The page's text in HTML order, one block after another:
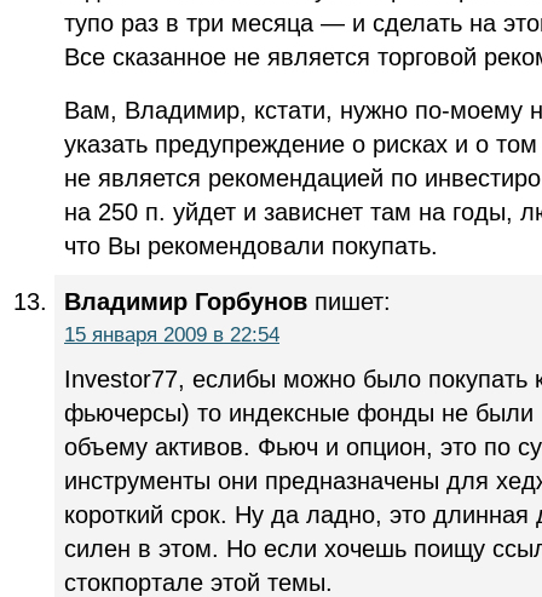
тупо раз в три месяца — и сделать на
Все сказанное не является торговой
Вам, Владимир, кстати, нужно по-моему
указать предупреждение о рисках и о
не является рекомендацией по
на 250 п. уйдет и зависнет там на годы,
что Вы рекомендовали покупать.
Владимир Горбунов пишет:
15 января 2009 в 22:54
Investor77, еслибы можно было покупать
фьючерсы) то индексные фонды не
объему активов. Фьюч и опцион, это по
инструменты они предназначены для
короткий срок. Ну да ладно, это длинная
силен в этом. Но если хочешь поищу
стокпортале этой темы.